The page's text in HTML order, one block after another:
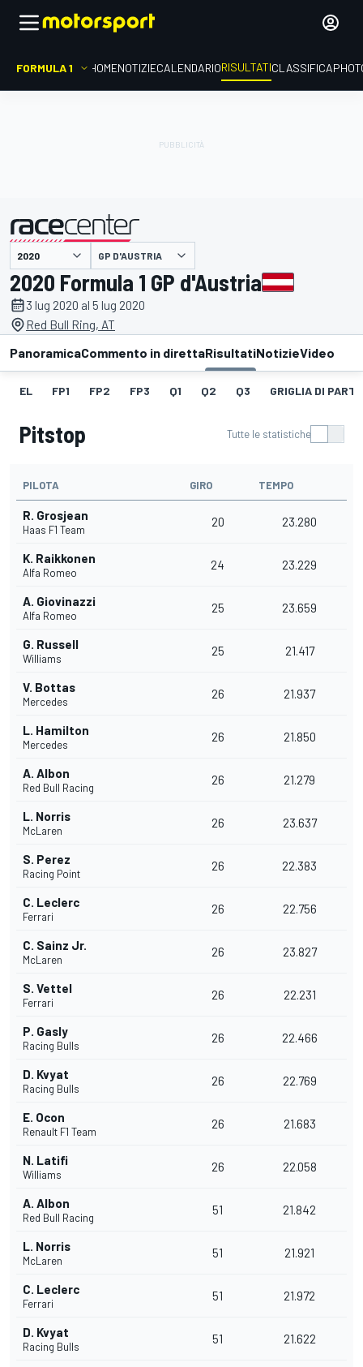
FORMULA 1 HOMENOTIZIECALENDARIORISULTATICLASSIFICA
presentato da GP D'AUSTRIA
2020 Formula 1 GP d'Austria
3 lug 2020 al 5 lug 2020
Red Bull Ring, AT
PanoramicaCommento in direttaRisultatiNotizieVideo
EL FP1 FP2 FP3 Q1 Q2 Q3 GRIGLIA DI
Pitstop Tutte le statistiche
PILOTA GIRO TEMPO
R. Grosjean
Haas F1 Team
20 23.280
K. Raikkonen
Alfa Romeo
24 23.229
A. Giovinazzi
Alfa Romeo
25 23.659
G. Russell
Williams
25 21.417
V. Bottas
Mercedes
26 21.937
L. Hamilton
Mercedes
26 21.850
A. Albon
Red Bull Racing
26 21.279
L. Norris
McLaren
26 23.637
S. Perez
Racing Point
26 22.383
C. Leclerc
Ferrari
26 22.756
C. Sainz Jr.
McLaren
26 23.827
S. Vettel
Ferrari
26 22.231
P. Gasly
Racing Bulls
26 22.466
D. Kvyat
Racing Bulls
26 22.769
E. Ocon
Renault F1 Team
26 21.683
N. Latifi
Williams
26 22.058
A. Albon
Red Bull Racing
51 21.842
L. Norris
McLaren
51 21.921
C. Leclerc
Ferrari
51 21.972
D. Kvyat
Racing Bulls
51 21.622